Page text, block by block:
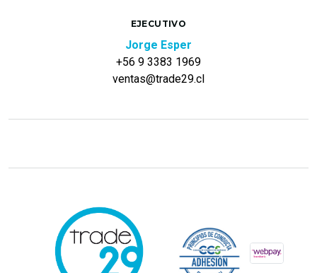
EJECUTIVO
Jorge Esper
+56 9 3383 1969
ventas@trade29.cl